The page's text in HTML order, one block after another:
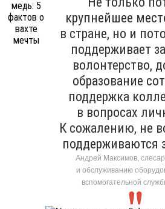
крупнейшее
в стране, но и
поддерживает
волонтерство,
образование
поддержка
в вопросах
К сожалению, не
поддерживаются
Андрей Максимов,
и обслуживанию
вспомогательной